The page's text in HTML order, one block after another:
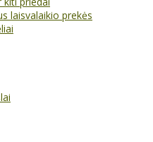
laisvalaikio prekės